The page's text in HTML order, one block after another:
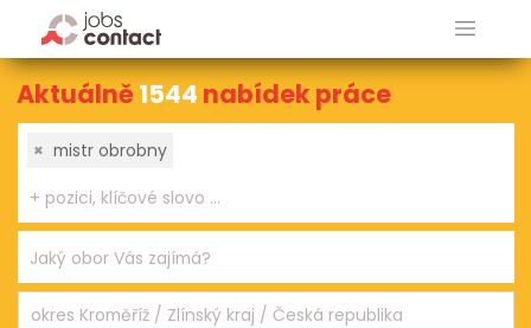
Aktuálně1544 nabídek práce
× mistr obrobny